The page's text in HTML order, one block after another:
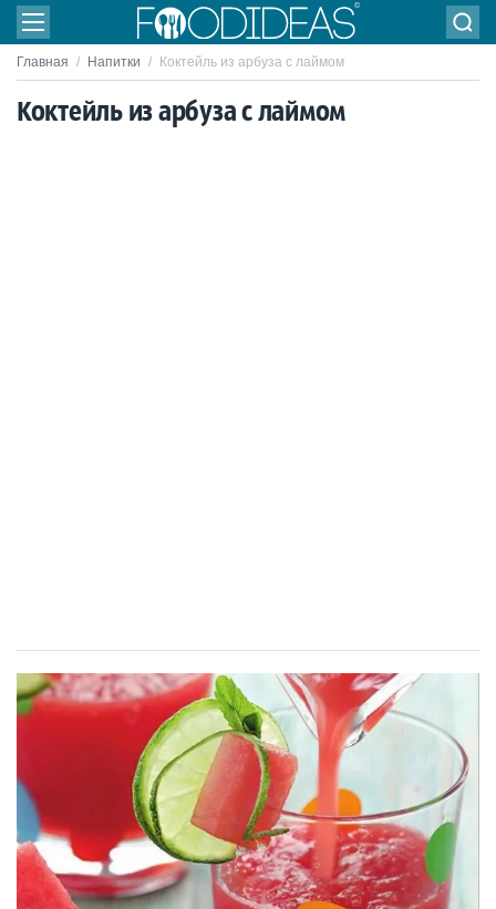
Главная / Напитки / Коктейль из арбуза с лаймом
Коктейль из арбуза с лаймом